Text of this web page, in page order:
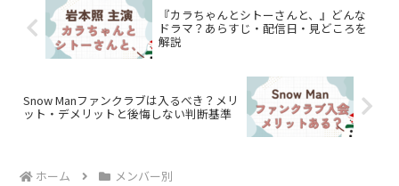
『カラちゃんとシトーさんと、』どんな
ドラマ？あらすじ・配信日・見どころを
解説
Snow Manファンクラブは入るべき？メリ
ット・デメリットと後悔しない判断基準
ホーム メンバー別